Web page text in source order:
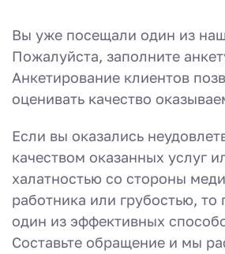
Вы уже посещали один из
Пожалуйста, заполните
Анкетирование клиентов
оценивать качество
Если вы оказались
качеством оказанных услуг
халатностью со стороны
работника или грубостью,
один из эффективных
Составьте обращение и мы